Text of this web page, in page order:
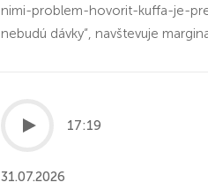
nimi-problem-hovorit-kuffa-je-
nebudú dávky“, navštevuje
17:19
31.07.2026